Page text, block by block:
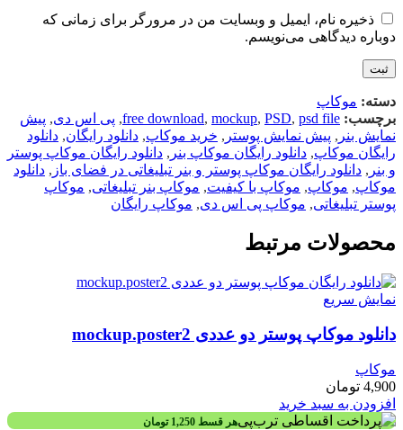
ذخیره نام، ایمیل و وبسایت من در مرورگر برای زمانی که
دوباره دیدگاهی می‌نویسم.
دسته: موکاپ
برچسب:
free download, mockup, PSD, psd file
, پی اس دی, پیش
نمایش بنر , پیش نمایش پوستر , خرید موکاپ, دانلود رایگان, دانلود
رایگان موکاپ, دانلود رایگان موکاپ بنر , دانلود رایگان موکاپ پوستر
و بنر , دانلود رایگان موکاپ پوستر و بنر تبلیغاتی در فضای باز , دانلود
موکاپ, موکاپ, موکاپ با کیفیت, موکاپ بنر تبلیغاتی, موکاپ
پوستر تبلیغاتی, موکاپ پی اس دی, موکاپ رایگان
محصولات مرتبط
نمایش سریع
دانلود موکاپ پوستر دو عددی mockup.poster2
موکاپ
4,900 تومان
افزودن به سبد خرید
هر قسط 1,250 تومان